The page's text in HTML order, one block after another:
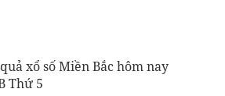
xổ số Miền Bắc hôm nay
Thứ 5